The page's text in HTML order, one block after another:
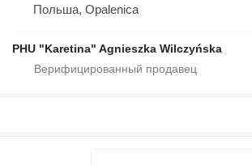
Польша, Opalenica
PHU "Karetina" Agnieszka Wilczyńska